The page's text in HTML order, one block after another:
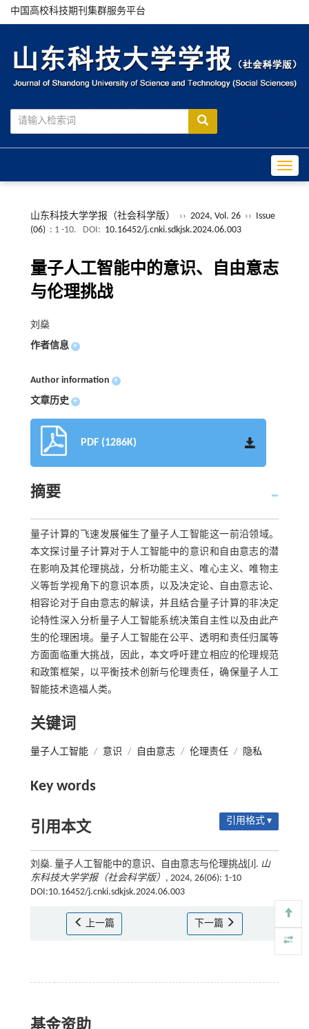
中国高校科技期刊集群服务平台
山东科技大学学报（社会科学版） ›› 2024, Vol. 26 ›› Issue
(06) : 1 -10. DOI: 10.16452/j.cnki.sdkjsk.2024.06.003
量子人工智能中的意识、自由意志
与伦理挑战
刘燊
作者信息 +
Author information +
文章历史 +
PDF (1286K)
摘要
量子计算的飞速发展催生了量子人工智能这一前沿领域。
本文探讨量子计算对于人工智能中的意识和自由意志的潜
在影响及其伦理挑战，分析功能主义、唯心主义、唯物主
义等哲学视角下的意识本质，以及决定论、自由意志论、
相容论对于自由意志的解读，并且结合量子计算的非决定
论特性深入分析量子人工智能系统决策自主性以及由此产
生的伦理困境。量子人工智能在公平、透明和责任归属等
方面面临重大挑战，因此，本文呼吁建立相应的伦理规范
和政策框架，以平衡技术创新与伦理责任，确保量子人工
智能技术造福人类。
关键词
量子人工智能 / 意识 / 自由意志 / 伦理责任 / 隐私
Key words
引用本文 引用格式 ▾
刘燊. 量子人工智能中的意识、自由意志与伦理挑战[J]. 山
东科技大学学报（社会科学版） , 2024, 26(06): 1-10
DOI:10.16452/j.cnki.sdkjsk.2024.06.003
上一篇 下一篇
基金资助